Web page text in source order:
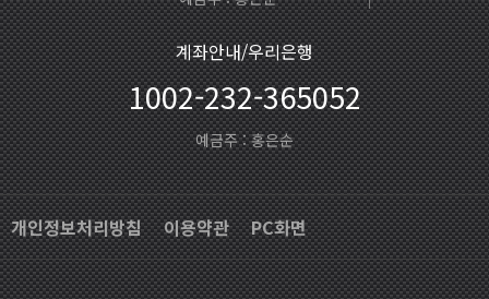
계좌안내/우리은행
1002-232-365052
예금주 : 홍은순
개인정보처리방침 이용약관 PC화면